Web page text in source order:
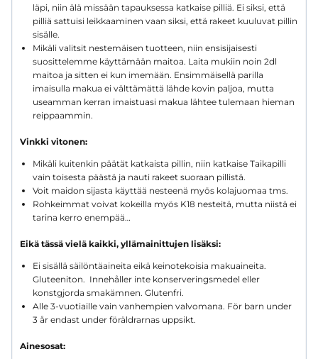
läpi, niin älä missään tapauksessa katkaise pilliä. Ei siksi, että
pilliä sattuisi leikkaaminen vaan siksi, että rakeet kuuluvat pillin
sisälle.
Mikäli valitsit nestemäisen tuotteen, niin ensisijaisesti
suosittelemme käyttämään maitoa. Laita mukiin noin 2dl
maitoa ja sitten ei kun imemään. Ensimmäisellä parilla
imaisulla makua ei välttämättä lähde kovin paljoa, mutta
useamman kerran imaistuasi makua lähtee tulemaan hieman
reippaammin.
Vinkki vitonen:
Mikäli kuitenkin päätät katkaista pillin, niin katkaise Taikapilli
vain toisesta päästä ja nauti rakeet suoraan pillistä.
Voit maidon sijasta käyttää nesteenä myös kolajuomaa tms.
Rohkeimmat voivat kokeilla myös K18 nesteitä, mutta niistä ei
tarina kerro enempää…
Eikä tässä vielä kaikki, yllämainittujen lisäksi:
Ei sisällä säilöntäaineita eikä keinotekoisia makuaineita.
Gluteeniton. Innehåller inte konserveringsmedel eller
konstgjorda smakämnen. Glutenfri.
Alle 3-vuotiaille vain vanhempien valvomana. För barn under
3 år endast under föräldrarnas uppsikt.
Ainesosat: